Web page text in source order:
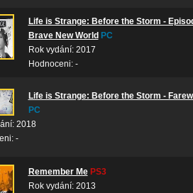
Life is Strange: Before the Storm -
Brave New World PC
Rok vydání: 2017
Hodnoceni: -
Life is Strange: Before the Storm -
PC
2018
-
Remember Me PS3
Rok vydání: 2013